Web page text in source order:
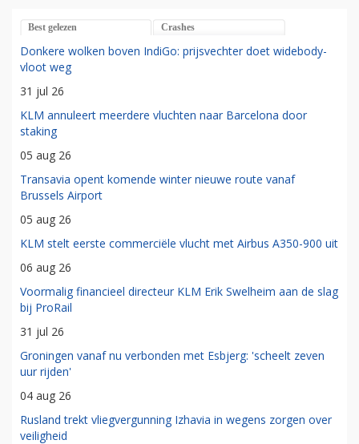
Best gelezen Crashes
Donkere wolken boven IndiGo: prijsvechter doet widebody-
vloot weg
31 jul 26
KLM annuleert meerdere vluchten naar Barcelona door
staking
05 aug 26
Transavia opent komende winter nieuwe route vanaf
Brussels Airport
05 aug 26
KLM stelt eerste commerciële vlucht met Airbus A350-900 uit
06 aug 26
Voormalig financieel directeur KLM Erik Swelheim aan de slag
bij ProRail
31 jul 26
Groningen vanaf nu verbonden met Esbjerg: 'scheelt zeven
uur rijden'
04 aug 26
Rusland trekt vliegvergunning Izhavia in wegens zorgen over
veiligheid